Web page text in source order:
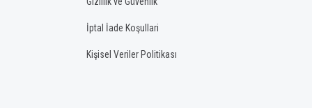
İptal İade Koşullari
Kişisel Veriler Politikası